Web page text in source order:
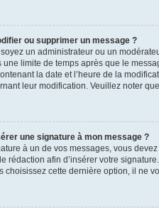
ou supprimer un message ?
un administrateur ou un
limite de temps après que le
la date et l’heure de la
leur modification. Veuillez noter
une signature à mon message ?
à un de vos messages, vous
rédaction afin d’insérer votre
choisissez cette dernière option, il ne